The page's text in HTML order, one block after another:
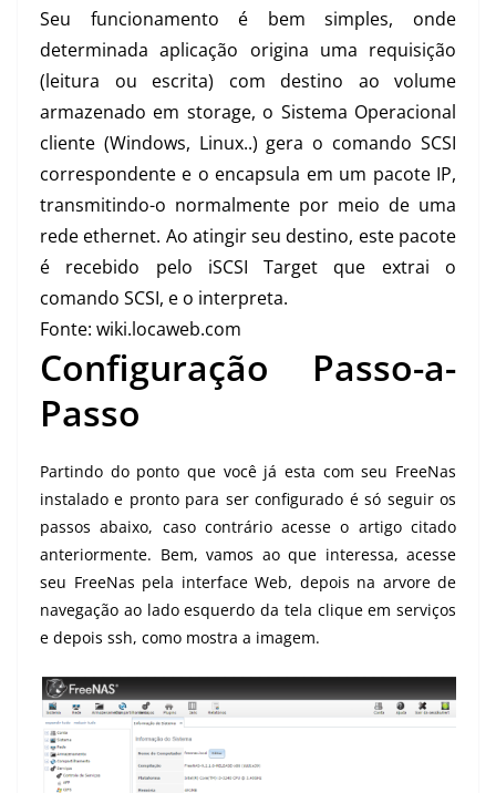
Seu funcionamento é bem simples, onde
determinada aplicação origina uma requisição
(leitura ou escrita) com destino ao volume
armazenado em storage, o Sistema Operacional
cliente (Windows, Linux..) gera o comando SCSI
correspondente e o encapsula em um pacote IP,
transmitindo-o normalmente por meio de uma
rede ethernet. Ao atingir seu destino, este pacote
é recebido pelo iSCSI Target que extrai o
comando SCSI, e o interpreta.
Fonte: wiki.locaweb.com
Configuração Passo-a-
Passo
Partindo do ponto que você já esta com seu FreeNas
instalado e pronto para ser configurado é só seguir os
passos abaixo, caso contrário acesse o artigo citado
anteriormente. Bem, vamos ao que interessa, acesse
seu FreeNas pela interface Web, depois na arvore de
navegação ao lado esquerdo da tela clique em serviços
e depois ssh, como mostra a imagem.